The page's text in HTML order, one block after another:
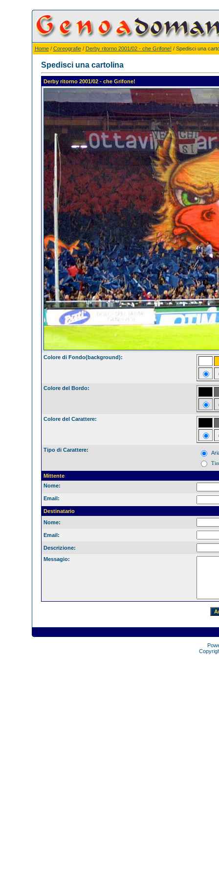
Home/ Coreografie/ Derby ritorno 2001/02 - che Grifone! / Spedisci una
Spedisci una cartolina
Derby ritorno 2001/02 - che Grifone!
Colore di Fondo(background):
Colore del Bordo:
Colore del Carattere:
Tipo di Carattere:
Mittente
Nome:
Email:
Destinatario
Nome:
Email:
Descrizione:
Messagio: